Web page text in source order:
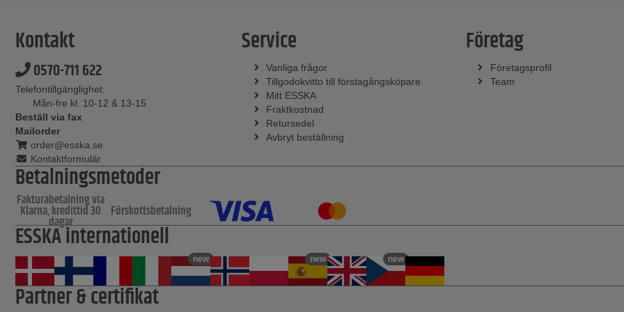
Kontakt
0570-711 622
Telefontillgänglighet:
Mån-fre kl. 10-12 & 13-15
Beställ via fax
Mailorder
order@esska.se
Kontaktformulär
Service
Vanliga frågor
Tillgodokvitto till förstagångsköpare
Mitt ESSKA
Fraktkostnad
Retursedel
Avbryt beställning
Företag
Företagsprofil
Team
Betalningsmetoder
Fakturabetalning via
Klarna, kredittid 30
dagar
Förskottsbetalning
ESSKA internationell
new new new
Partner & certifikat